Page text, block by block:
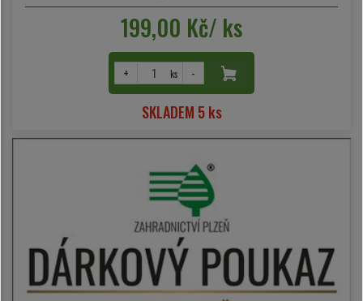
199,00 Kč/ ks
+ ks -
SKLADEM 5 ks